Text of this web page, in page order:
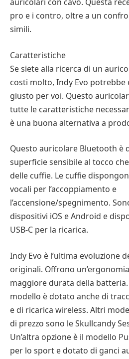
pro e i contro, oltre a un
simili.
Caratteristiche
Se siete alla ricerca di un
costi molto, Indy Evo
giusto per voi. Questo
tutte le caratteristiche
è una buona alternativa a
Questo auricolare Bluetooth è
superficie sensibile al tocco
delle cuffie. Le cuffie
vocali per l’accoppiamento e
l’accensione/spegnimento.
dispositivi iOS e Android e
USB-C per la ricarica.
Indy Evo è l’ultima evoluzione
originali. Offrono
maggiore durata della
modello è dotato anche di
e di ricarica wireless. Altri
di prezzo sono le Skullcandy
Un’altra opzione è il modello
per lo sport e dotato di ganci